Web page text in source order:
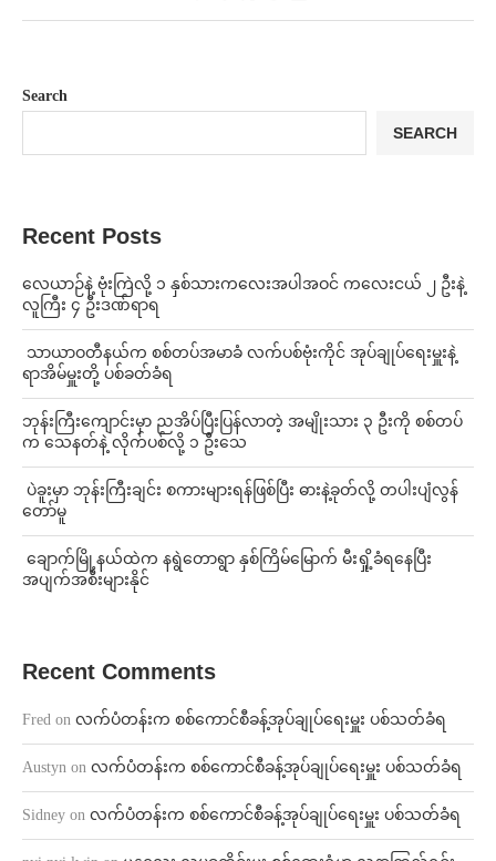
Search
SEARCH
Recent Posts
⁨လေယာဉ်နဲ့ ဗုံးကြဲလို့ ၁ နှစ်သားကလေးအပါအဝင် ကလေးငယ် ၂ ဦးနဲ့
လူကြီး ၄ ဦးဒဏ်ရာရ
⁩ ⁨သာယာဝတီနယ်က စစ်တပ်အမာခံ လက်ပစ်ဗုံးကိုင် အုပ်ချုပ်ရေးမှူးနဲ့
ရာအိမ်မှူးတို့ ပစ်ခတ်ခံရ
ဘုန်းကြီးကျောင်းမှာ ညအိပ်ပြီးပြန်လာတဲ့ အမျိုးသား ၃ ဦးကို စစ်တပ်
က သေနတ်နဲ့ လိုက်ပစ်လို့ ၁ ဦးသေ
⁩ ⁨ပဲခူးမှာ ဘုန်းကြီးချင်း စကားများရန်ဖြစ်ပြီး ဓားနဲ့ခုတ်လို့ တပါးပျံလွန်
တော်မူ
⁩ ⁨ချောက်မြို့နယ်ထဲက နရွဲတောရွာ နှစ်ကြိမ်မြောက် မီးရှို့ခံရနေပြီး
အပျက်အစီးများနိုင်
Recent Comments
Fred on လက်ပံတန်းက စစ်ကောင်စီခန့်အုပ်ချုပ်ရေးမှူး ပစ်သတ်ခံရ
Austyn on လက်ပံတန်းက စစ်ကောင်စီခန့်အုပ်ချုပ်ရေးမှူး ပစ်သတ်ခံရ
Sidney on လက်ပံတန်းက စစ်ကောင်စီခန့်အုပ်ချုပ်ရေးမှူး ပစ်သတ်ခံရ